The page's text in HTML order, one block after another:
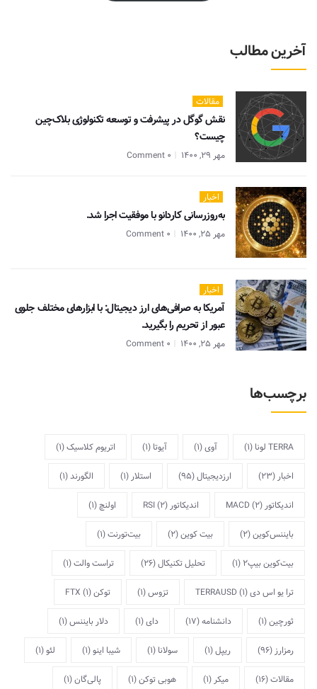
آخرین مطالب
مقالات
نقش گوگل در پیشرفت و توسعه تکنولوژی بلاک‌چین
چیست؟
مهر 29, 1400 0 Comment
اخبار
به‌روزرسانی کاردانو با موفقیت اجرا شد.
مهر 25, 1400 0 Comment
اخبار
آمریکا به صرافی‌های ارز دیجیتال: با ابزارهای مختلف جلوی
عبور از تحریم را بگیرید.
مهر 25, 1400 0 Comment
برچسب‌ها
TERRA لونا (1) آوی(1) آیوتا (1) اتریوم کلاسیک(1)
اخبار (23) ارزدیجیتال(95) استلار (1) الگورند(1)
اندیکاتور MACD (2) اندیکاتور RSI (2) اولنچ(1)
بایننس‌کوین(2) بیت کوین(2) بیت‌تورنت(1)
بیت‌کوین بیپ2 (1) تحلیل تکنیکال(26) تراست والت(1)
ترا یو اس دی TERRAUSD(1) تزوس(1) توکن FTX(1)
ثورچین(1) دانشنامه(17) دای(1) دلار بایننس(1)
رمزارز (96) ریپل(1) سولانا (1) شیبا اینو(1) لئو(1)
مقالات(16) میکر (1) هوبی توکن(1) پالی‌گان(1)